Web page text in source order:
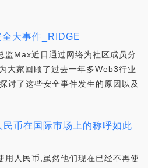
大事件_RIDGE
Max近日通过网络为社区成员分
大家回顾了过去一年多Web3行业
讨了这些安全事件发生的原因以及
币在国际市场上的称呼如此
用人民币,虽然他们现在已经不再使